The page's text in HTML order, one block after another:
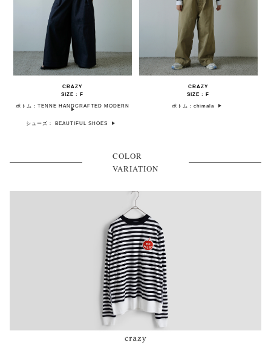
CRAZY
SIZE : F
ボトム：TENNE HANDCRAFTED MODERN
シューズ： BEAUTIFUL SHOES
CRAZY
SIZE : F
ボトム：chimala
COLOR
VARIATION